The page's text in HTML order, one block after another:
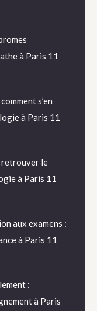
à Paris 11
s’en
à Paris 11
retrouver le
à Paris 11
aux examens :
à Paris 11
:
à Paris